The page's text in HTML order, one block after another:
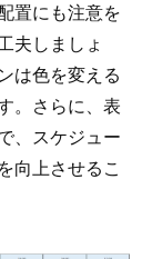
置にも注意を
夫しましょ
は色を変える
。さらに、表
、スケジュー
向上させるこ